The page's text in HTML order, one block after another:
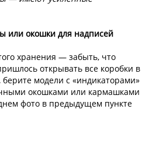
или окошки для надписей
хранения — забыть, что
открывать все коробки в
берите модели с «индикаторами»
окошками или кармашками
фото в предыдущем пункте